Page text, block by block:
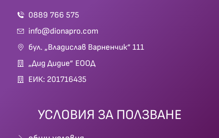
0889 766 575
info@dionapro.com
бул. „Владислав Варненчик“ 111
„Дид Дидие” ЕООД
ЕИК: 201716435
УСЛОВИЯ ЗА ПОЛЗВАНЕ